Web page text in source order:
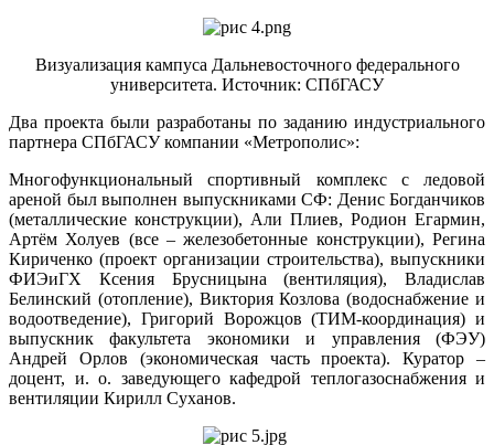
Визуализация кампуса Дальневосточного федерального
университета. Источник: СПбГАСУ
Два проекта были разработаны по заданию индустриального
партнера СПбГАСУ компании «Метрополис»:
Многофункциональный спортивный комплекс с ледовой
ареной был выполнен выпускниками СФ: Денис Богданчиков
(металлические конструкции), Али Плиев, Родион Егармин,
Артём Холуев (все – железобетонные конструкции), Регина
Кириченко (проект организации строительства), выпускники
ФИЭиГХ Ксения Брусницына (вентиляция), Владислав
Белинский (отопление), Виктория Козлова (водоснабжение и
водоотведение), Григорий Ворожцов (ТИМ-координация) и
выпускник факультета экономики и управления (ФЭУ)
Андрей Орлов (экономическая часть проекта). Куратор –
доцент, и. о. заведующего кафедрой теплогазоснабжения и
вентиляции Кирилл Суханов.